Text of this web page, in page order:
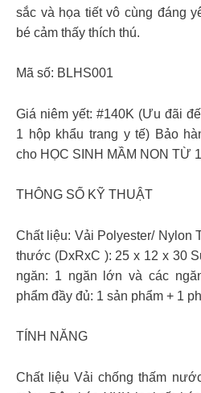
sắc và họa tiết vô cùng đáng
bé cảm thấy thích thú.
Mã số: BLHS001
Giá niêm yết: #140K (Ưu đãi
1 hộp khẩu trang y tế) Bảo
cho HỌC SINH MẦM NON TỪ
THÔNG SỐ KỸ THUẬT
Chất liệu: Vải Polyester/ Nylon
thước (DxRxC ): 25 x 12 x 30
ngăn: 1 ngăn lớn và các
phẩm đầy đủ: 1 sản phẩm + 1
TÍNH NĂNG
Chất liệu Vải chống thấm